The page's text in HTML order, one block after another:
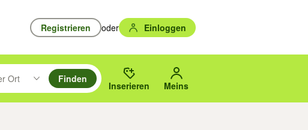
Registrieren oder Einloggen
unten durchsuchen und mit Eingabetaste auswählen.
drücken um zu suchen, oder Vorschläge mit den Pfeiltasten nach oben/
Ort
Umkreis des gewählten Orts oder PLZ.
Finden
Inserieren Meins